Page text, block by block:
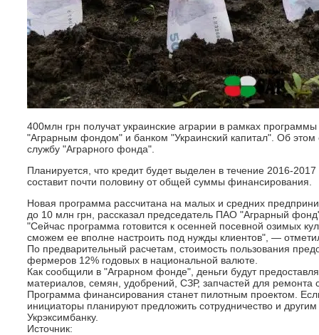
400млн грн получат украинские аграрии в рамках
"Аграрным фондом" и банком "Украинский капитал". Об
службу "Аграрного фонда".
Планируется, что кредит будет выделен в течение 2016-
составит почти половину от общей суммы финансирования.
Новая программа рассчитана на малых и средних
до 10 млн грн, рассказал председатель ПАО "Аграрный
"Сейчас программа готовится к осенней посевной озимых
сможем ее вполне настроить под нужды клиентов", —
По предварительный расчетам, стоимость пользования
фермеров 12% годовых в национальной валюте.
Как сообщили в "Аграрном фонде", деньги будут
материалов, семян, удобрений, СЗР, запчастей для ремонта
Программа финансирования станет пилотным проектом.
инициаторы планируют предложить сотрудничество и
Укрэксимбанку.
Источник: